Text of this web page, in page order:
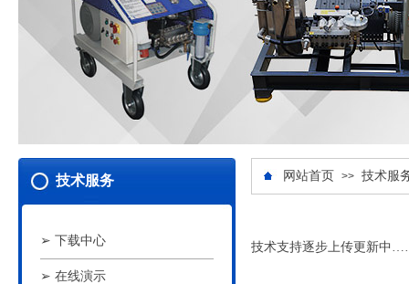
网站首页 >> 技术服
技术服务
➢ 下载中心
➢ 在线演示
技术支持逐步上传更新中